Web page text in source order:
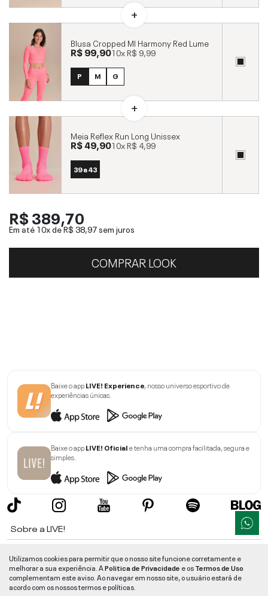
Blusa Cropped Ml Harmony Red Lume
R$ 99,9010xR$ 9,99
P M G
Meia Reflex Run Long Unissex
R$ 49,9010xR$ 4,99
39 a 43
R$ 389,70
Em até 10x deR$ 38,97sem juros
COMPRAR LOOK
Baixe o appLIVE! Experience, nosso universo esportivo de
experiências únicas.
Baixe o appLIVE! Oficiale tenha uma compra facilitada, segura e
simples.
Sobre a LIVE!
Informações
Utilizamos cookies para permitir que o nosso site funcione corretamente e
melhorar a sua experiência. APolitica de Privacidade e osTermos de Uso
complementam este aviso. Ao navegar em nosso site, o usuário estará de
acordo com os nossos termos e políticas.